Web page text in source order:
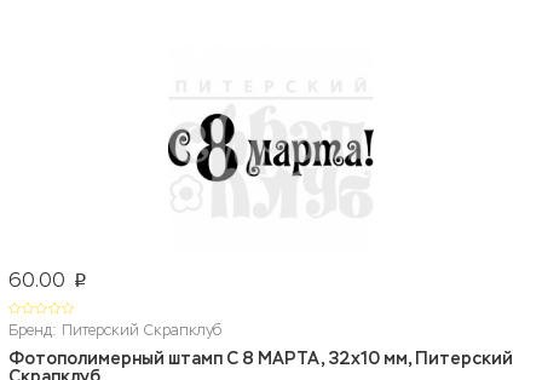
60.00 p
Бренд: Питерский Скрапклуб
Фотополимерный штамп С 8 МАРТА, 32х10 мм, Питерский